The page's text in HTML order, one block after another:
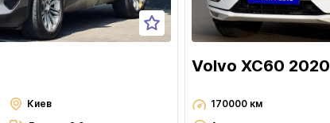
Киев
Volvo XC60 2020
170000 км